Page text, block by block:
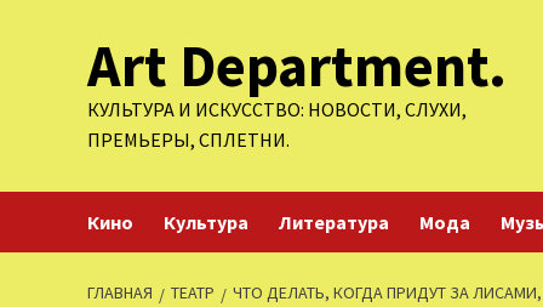
содержимомуArt Department.
КУЛЬТУРА И ИСКУССТВО: НОВОСТИ, СЛУХИ,
ПРЕМЬЕРЫ, СПЛЕТНИ.
Кино Культура Литература Мода
ГЛАВНАЯ ТЕАТР ЧТО ДЕЛАТЬ, КОГДА ПРИДУТ ЗА